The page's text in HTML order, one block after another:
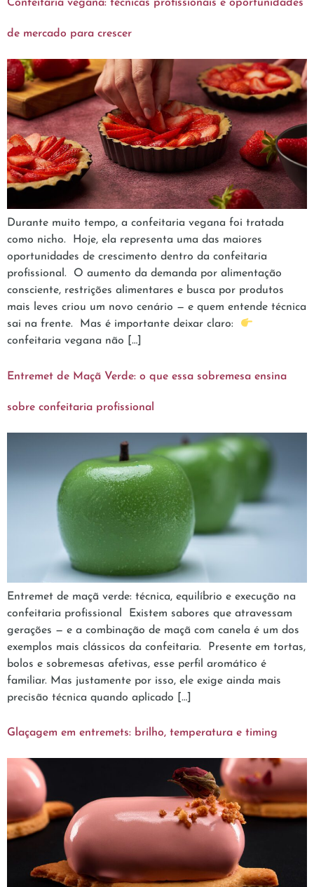
Confeitaria vegana: técnicas profissionais e oportunidades
de mercado para crescer
Durante muito tempo, a confeitaria vegana foi tratada
como nicho. Hoje, ela representa uma das maiores
oportunidades de crescimento dentro da confeitaria
profissional. O aumento da demanda por alimentação
consciente, restrições alimentares e busca por produtos
mais leves criou um novo cenário — e quem entende técnica
sai na frente. Mas é importante deixar claro:
confeitaria vegana não […]
Entremet de Maçã Verde: o que essa sobremesa ensina
sobre confeitaria profissional
Entremet de maçã verde: técnica, equilíbrio e execução na
confeitaria profissional Existem sabores que atravessam
gerações — e a combinação de maçã com canela é um dos
exemplos mais clássicos da confeitaria. Presente em tortas,
bolos e sobremesas afetivas, esse perfil aromático é
familiar. Mas justamente por isso, ele exige ainda mais
precisão técnica quando aplicado […]
Glaçagem em entremets: brilho, temperatura e timing